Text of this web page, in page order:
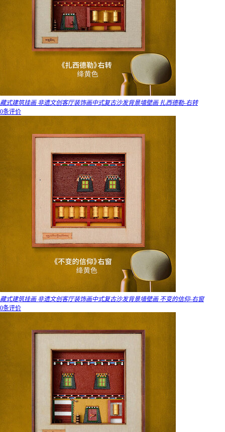
藏式建筑挂画 非遗文创客厅装饰画中式复古沙发背景墙壁画 扎西德勒-右转
0条评价
藏式建筑挂画 非遗文创客厅装饰画中式复古沙发背景墙壁画 不变的信仰-右窗
0条评价